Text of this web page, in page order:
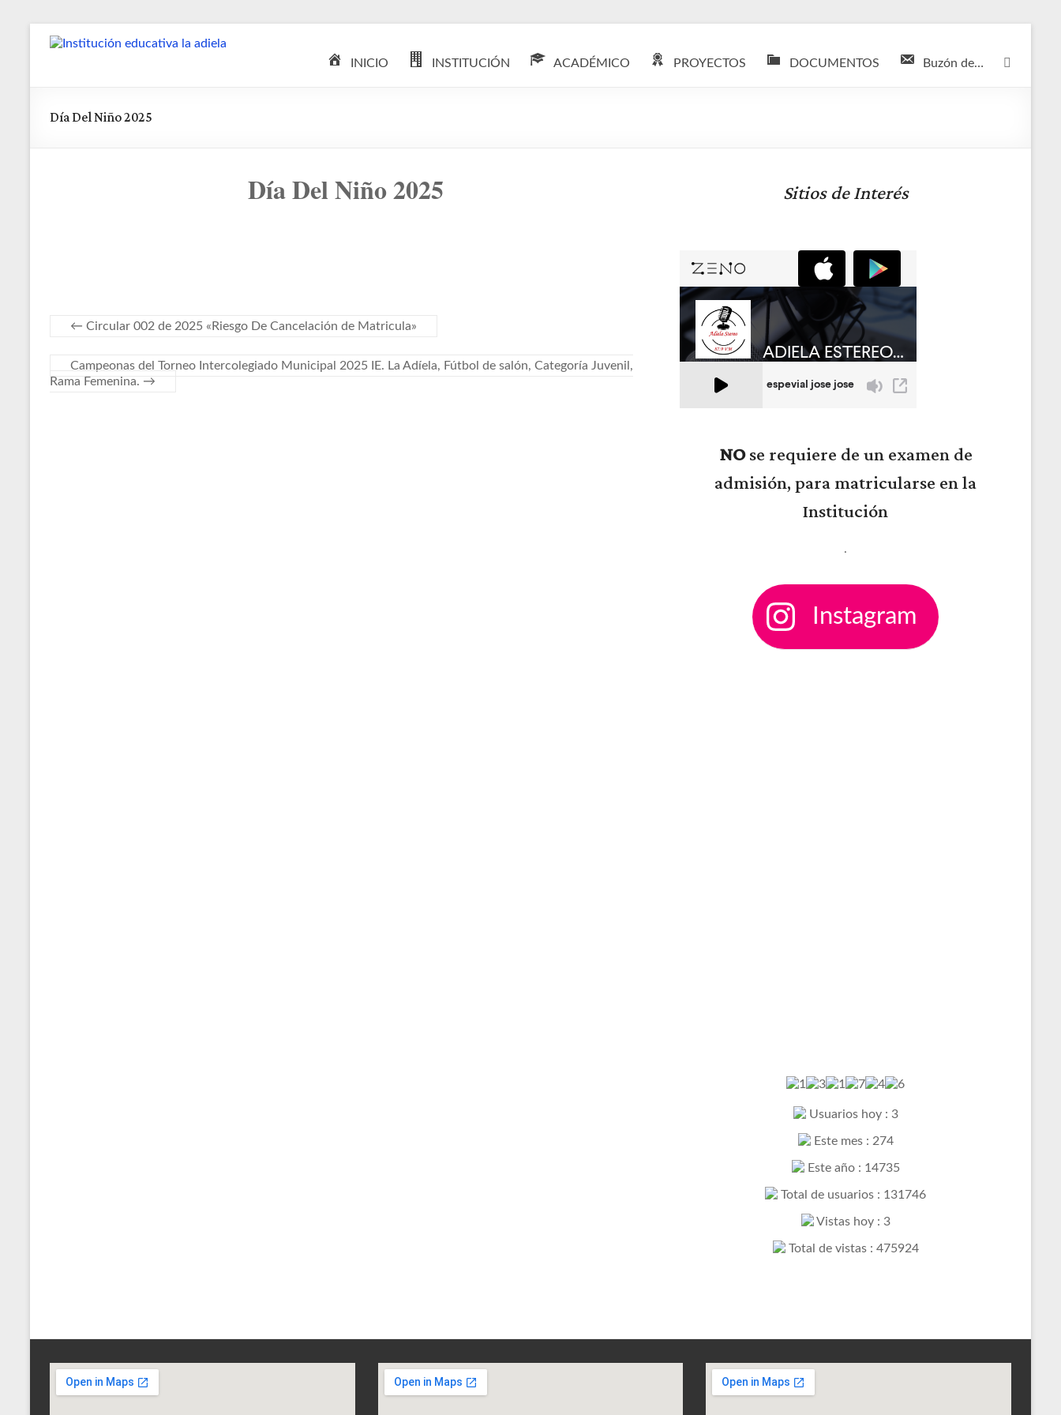
Institución
la
INICIO INSTITUCIÓN ACADÉMICO PROYECTOS DOCUMENTOS Buzón de…
Día Del Niño 2025
Día Del Niño 2025
← Circular 002 de 2025 «Riesgo De Cancelación de Matricula»
Campeonas del Torneo Intercolegiado Municipal 2025 IE. La Adíela, Fútbol de salón, Categoría Juvenil,
Rama Femenina. →
Sitios de Interés
NOse requiere de un examen de
admisión, para matricularse en la
Institución
.
Instagram
Usuarios hoy : 3
Este mes : 274
Este año : 14735
Total de usuarios : 131746
Vistas hoy : 3
Total de vistas : 475924